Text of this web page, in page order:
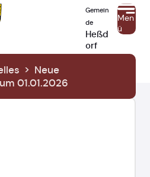
Gemein
de
Heßd
orf
Men
ü
> Neue
01.01.2026